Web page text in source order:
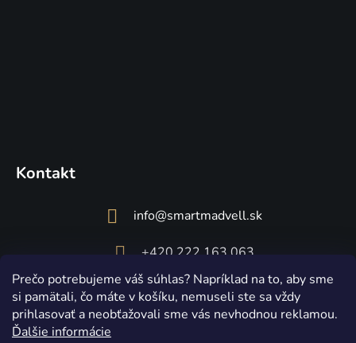
Prečo potrebujeme váš súhlas? Napríklad na to, aby sme
si pamätali, čo máte v košíku, nemuseli ste sa vždy
prihlasovať a neobťažovali sme vás nevhodnou reklamou.
Ďalšie informácie
Kontakt
info@smartmadvell.sk
+420 222 163 063